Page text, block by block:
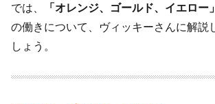
では、 「オレンジ、ゴールド、イエロー
の働きについて、ヴィッキーさんに解説
しょう。